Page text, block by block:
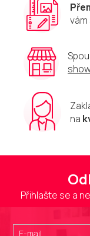
vám
na
Přihlašte se a
E-mail